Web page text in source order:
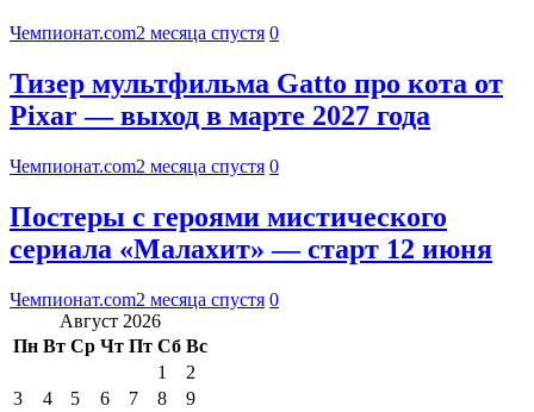
Чемпионат.com2 месяца спустя 0
Тизер мультфильма Gatto про кота от
Pixar — выход в марте 2027 года
Чемпионат.com2 месяца спустя 0
Постеры с героями мистического
сериала «Малахит» — старт 12 июня
Чемпионат.com2 месяца спустя 0
Август 2026
Пн Вт Ср Чт Пт Сб Вс
1
2
3
4 5 6 7 8
9